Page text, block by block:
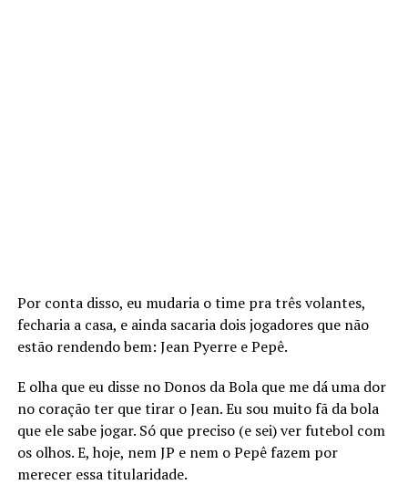
Por conta disso, eu mudaria o time pra três volantes,
fecharia a casa, e ainda sacaria dois jogadores que não
estão rendendo bem: Jean Pyerre e Pepê.
E olha que eu disse no Donos da Bola que me dá uma dor
no coração ter que tirar o Jean. Eu sou muito fã da bola
que ele sabe jogar. Só que preciso (e sei) ver futebol com
os olhos. E, hoje, nem JP e nem o Pepê fazem por
merecer essa titularidade.